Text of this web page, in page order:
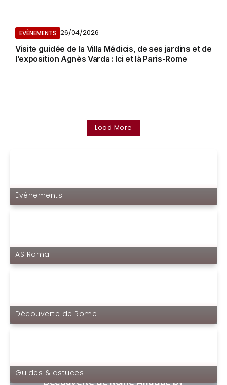
EVÈNEMENTS 26/04/2026
Visite guidée de la Villa Médicis, de ses jardins et de
l’exposition Agnès Varda : Ici et là Paris-Rome
Load More
Evènements
AS Roma
Découverte de Rome
Guides & astuces
Découverte de Rome Antique by